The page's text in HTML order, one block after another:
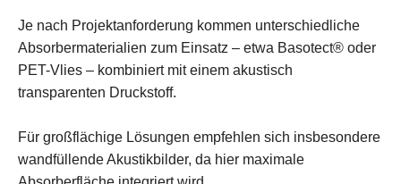
Je nach Projektanforderung kommen unterschiedliche
Absorbermaterialien zum Einsatz – etwa Basotect® oder
PET-Vlies – kombiniert mit einem akustisch
transparenten Druckstoff.
Für großflächige Lösungen empfehlen sich insbesondere
wandfüllende Akustikbilder, da hier maximale